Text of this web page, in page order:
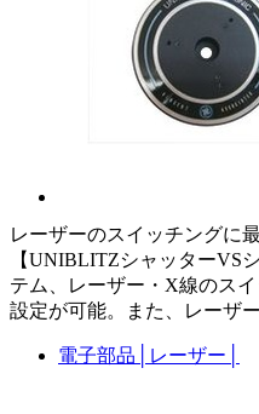
レーザーのスイッチングに
【UNIBLITZシャッターVS
テム、レーザー・X線のス
設定が可能。また、レーザ
電子部品 レーザー